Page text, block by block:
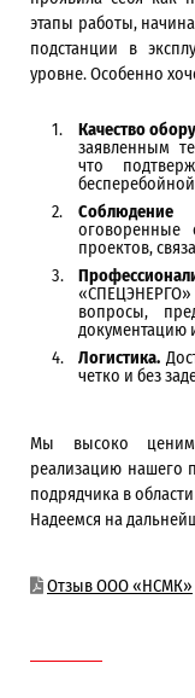
этапы работы,
подстанции в
уровне. Особенно
Качество
заявленным
что
Соблюдение
проектов,
вопросы,
документацию
Логистика.
четко и без
Мы высоко
реализацию нашего
подрядчика в
Надеемся на
Отзыв ООО «НСМК»